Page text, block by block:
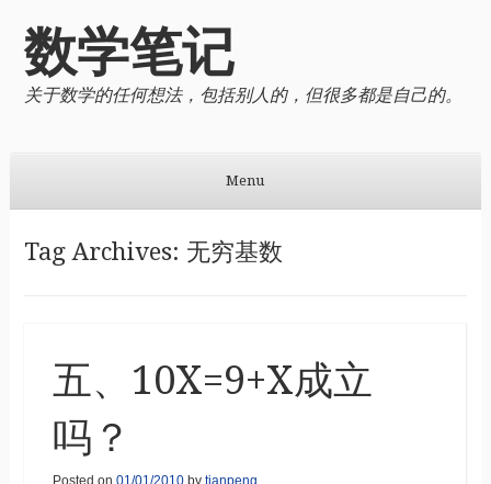
数学笔记
关于数学的任何想法，包括别人的，但很多都是自己的。
Menu
Tag Archives: 无穷基数
五、10X=9+X成立
吗？
Posted on 01/01/2010by tianpeng